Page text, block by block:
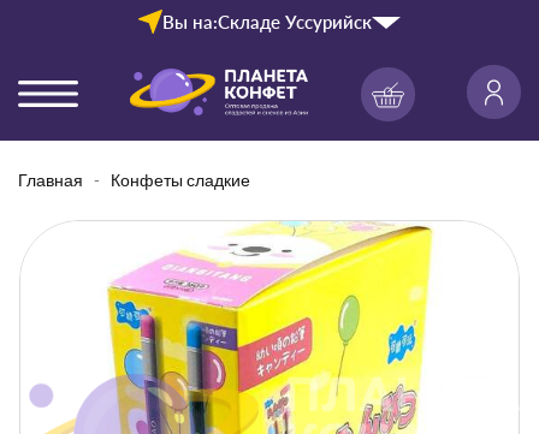
Вы на:Складе Уссурийск
Главная Конфеты сладкие